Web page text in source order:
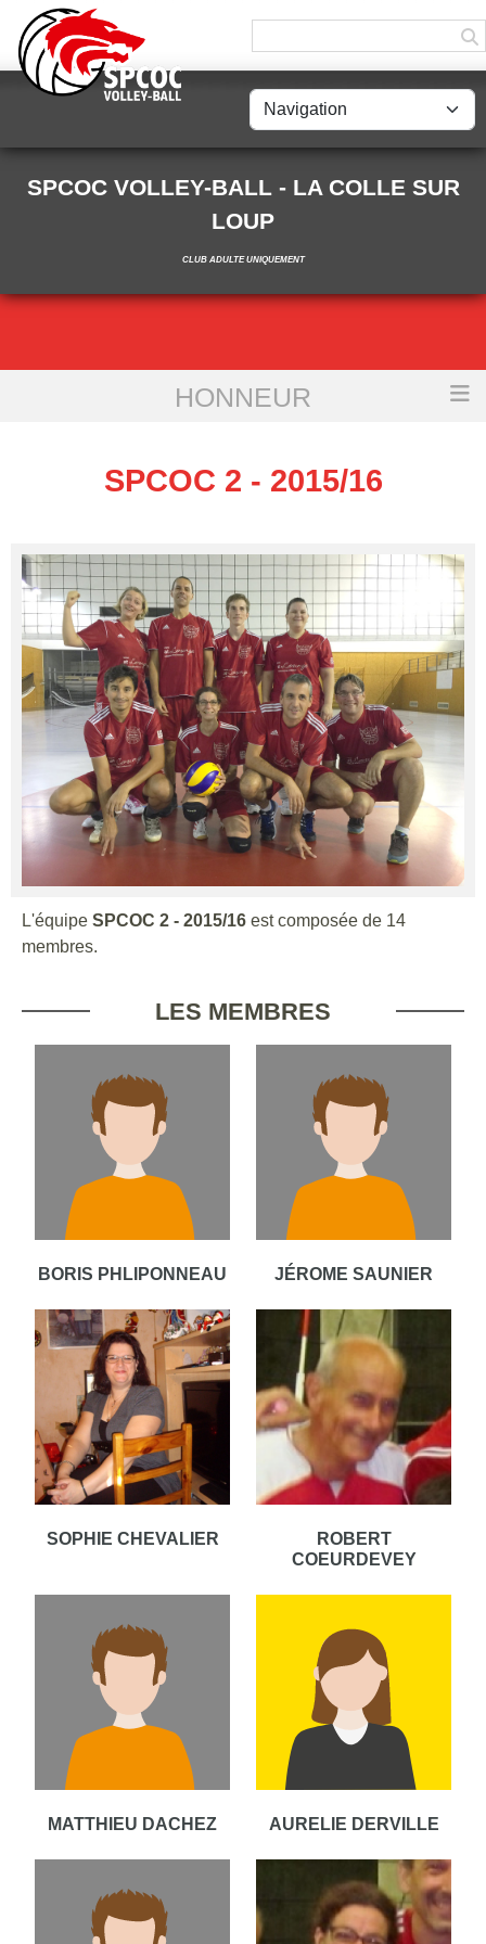
SPCOC VOLLEY-BALL - LA COLLE SUR
LOUP
CLUB ADULTE UNIQUEMENT
HONNEUR
SPCOC 2 - 2015/16
SPCOC 2 - 2015/16
L'équipe SPCOC 2 - 2015/16 est composée de 14
membres.
LES MEMBRES
BORIS PHLIPONNEAU JÉROME SAUNIER
SOPHIE CHEVALIER
ROBERT
COEURDEVEY
MATTHIEU DACHEZ AURELIE DERVILLE
Panneau de gestion des cookies